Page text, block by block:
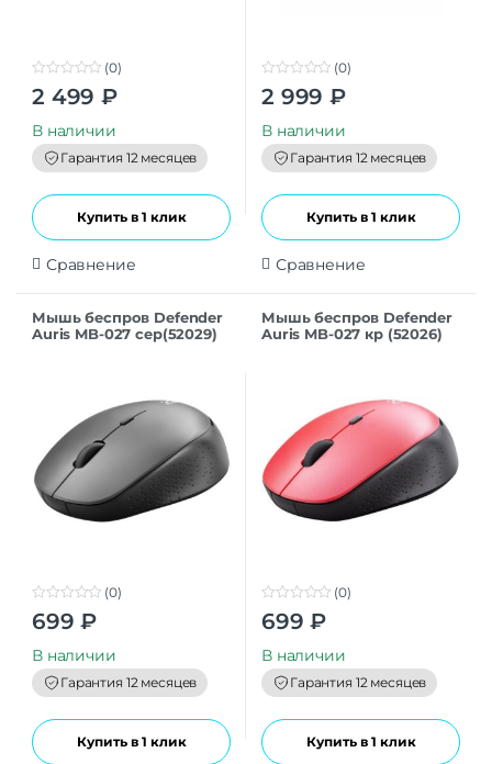
0
o
t
o
f
5
(0)
2 499 ₽
В наличии
Гарантия 12 месяцев
Купить в 1 клик
Сравнение
0
o
t
o
f
5
(0)
2 999 ₽
В наличии
Гарантия 12 месяцев
Купить в 1 клик
Сравнение
Мышь беспров Defender
Auris MB-027 сер(52029)
0
o
t
o
f
5
(0)
699 ₽
В наличии
Гарантия 12 месяцев
Купить в 1 клик
Мышь беспров Defender
Auris MB-027 кр (52026)
0
o
t
o
f
5
(0)
699 ₽
В наличии
Гарантия 12 месяцев
Купить в 1 клик